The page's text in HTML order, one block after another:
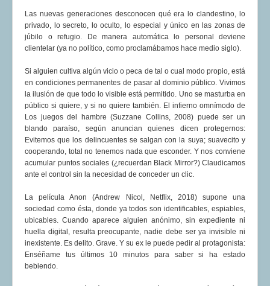
Las nuevas generaciones desconocen qué era lo clandestino, lo
privado, lo secreto, lo oculto, lo especial y único en las zonas de
júbilo o refugio. De manera automática lo personal deviene
clientelar (ya no político, como proclamábamos hace medio siglo).
Si alguien cultiva algún vicio o peca de tal o cual modo propio, está
en condiciones permanentes de pasar al dominio público. Vivimos
la ilusión de que todo lo visible está permitido. Uno se masturba en
público si quiere, y si no quiere también. El infierno omnímodo de
Los juegos del hambre (Suzzane Collins, 2008) puede ser un
blando paraíso, según anuncian quienes dicen protegernos:
Evitemos que los delincuentes se salgan con la suya; suavecito y
cooperando, total no tenemos nada que esconder. Y nos conviene
acumular puntos sociales (¿recuerdan Black Mirror?) Claudicamos
ante el control sin la necesidad de conceder un clic.
La película Anon (Andrew Nicol, Netflix, 2018) supone una
sociedad como ésta, donde ya todos son identificables, espiables,
ubicables. Cuando aparece alguien anónimo, sin expediente ni
huella digital, resulta preocupante, nadie debe ser ya invisible ni
inexistente. Es delito. Grave. Y su ex le puede pedir al protagonista:
Enséñame tus últimos 10 minutos para saber si ha estado
bebiendo.